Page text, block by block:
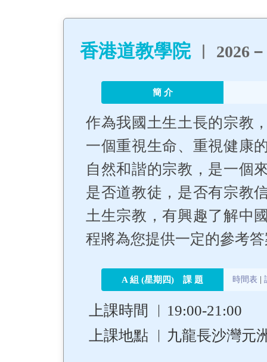
香港道教學院 ︳ 2026
簡 介
作為我國土生土長的宗教
一個重視生命、重視健康
自然和諧的宗教，是一個
是否道教徒，是否有宗教
土生宗教，有興趣了解中
程將為您提供一定的參考
A 組 (星期四) 課 題 時間表
上課時間 ︳19:00-21:00
上課地點 ︳九龍長沙灣元